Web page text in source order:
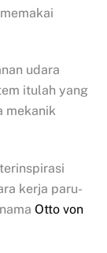
udara
itulah yang
mekanik
kerja paru-
Otto von